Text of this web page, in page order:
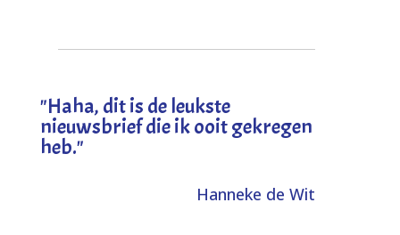
"Haha, dit is de leukste
nieuwsbrief die ik ooit gekregen
heb."
Hanneke de Wit